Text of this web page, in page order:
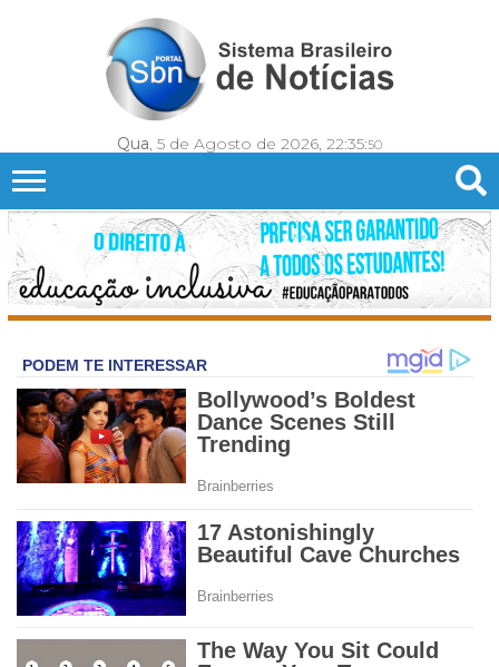
Qua, 5 de Agosto de 2026, 22:35:53